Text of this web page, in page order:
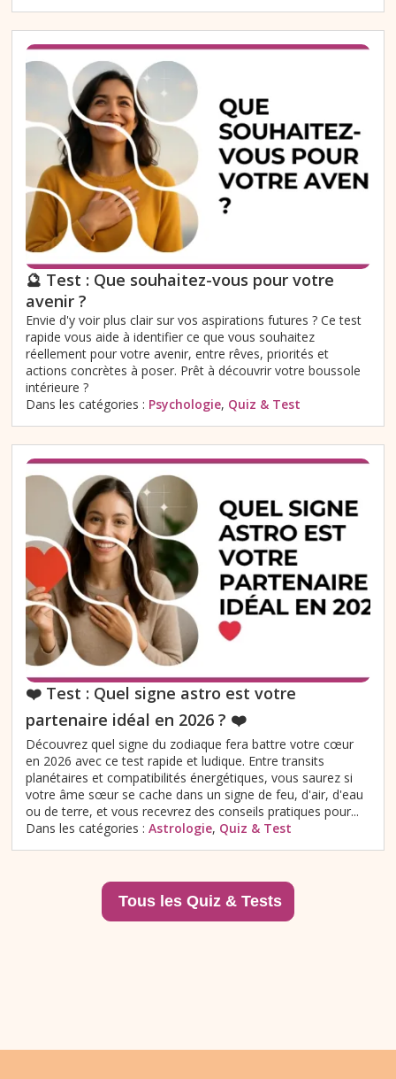
🔮 Test : Que souhaitez-vous pour votre
avenir ?
Envie d'y voir plus clair sur vos aspirations futures ? Ce test
rapide vous aide à identifier ce que vous souhaitez
réellement pour votre avenir, entre rêves, priorités et
actions concrètes à poser. Prêt à découvrir votre boussole
intérieure ?
Dans les catégories : Psychologie, Quiz & Test
❤️ Test : Quel signe astro est votre
partenaire idéal en 2026 ? ❤️
Découvrez quel signe du zodiaque fera battre votre cœur
en 2026 avec ce test rapide et ludique. Entre transits
planétaires et compatibilités énergétiques, vous saurez si
votre âme sœur se cache dans un signe de feu, d'air, d'eau
ou de terre, et vous recevrez des conseils pratiques pour...
Dans les catégories : Astrologie, Quiz & Test